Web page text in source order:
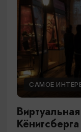
САМОЕ
Кёнигсберга